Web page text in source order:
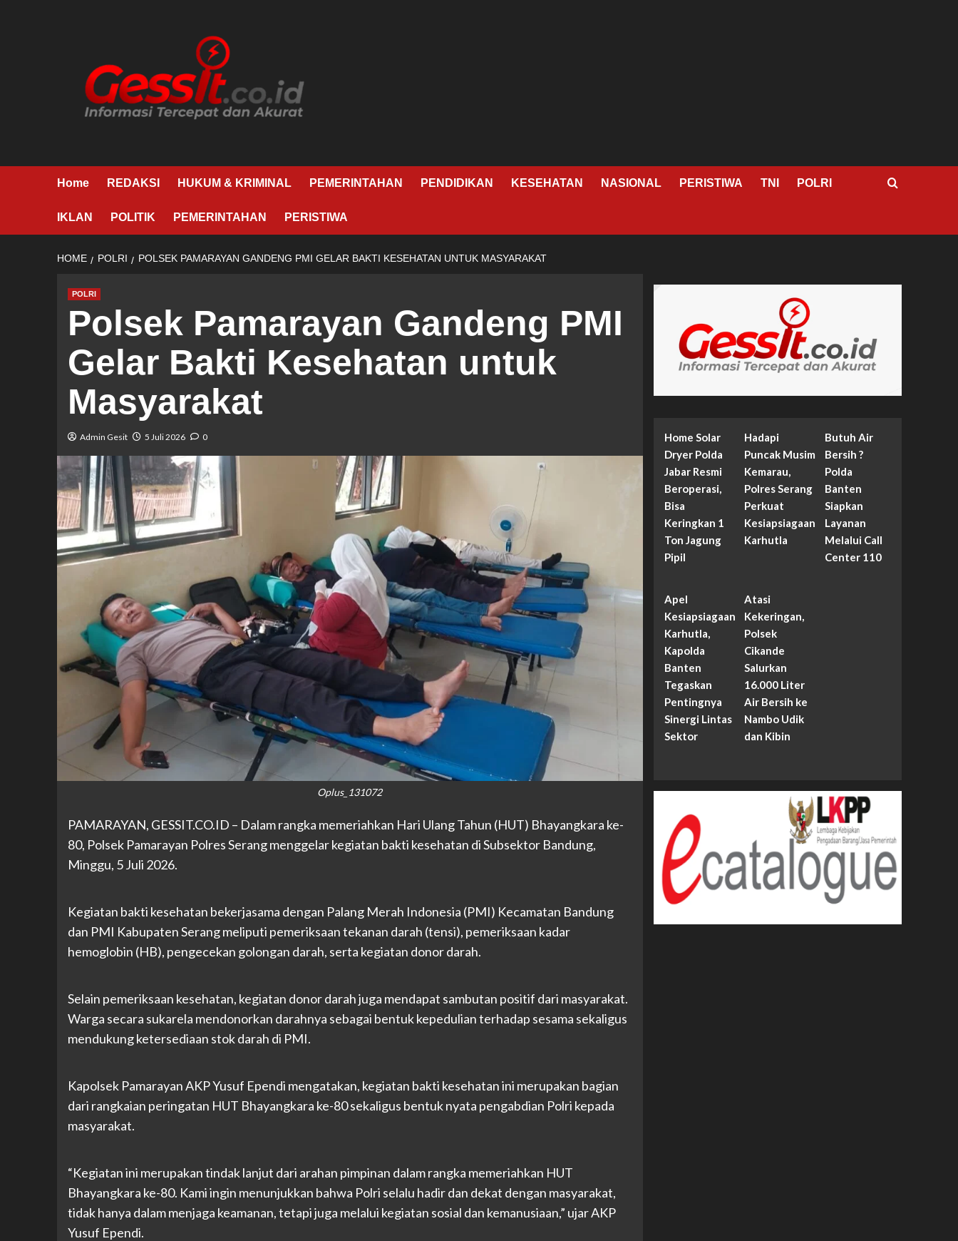
Home REDAKSI HUKUM & KRIMINAL PEMERINTAHAN PENDIDIKAN KESEHATAN NASIONAL PERISTIWA TNI POLRI
IKLAN POLITIK PEMERINTAHAN PERISTIWA
HOME POLRI POLSEK PAMARAYAN GANDENG PMI GELAR BAKTI KESEHATAN UNTUK MASYARAKAT
POLRI
Polsek Pamarayan Gandeng PMI
Gelar Bakti Kesehatan untuk
Masyarakat
Admin Gesit 5 Juli 2026 0
Oplus_131072
PAMARAYAN, GESSIT.CO.ID – Dalam rangka memeriahkan Hari Ulang Tahun (HUT) Bhayangkara ke-
80, Polsek Pamarayan Polres Serang menggelar kegiatan bakti kesehatan di Subsektor Bandung,
Minggu, 5 Juli 2026.
Kegiatan bakti kesehatan bekerjasama dengan Palang Merah Indonesia (PMI) Kecamatan Bandung
dan PMI Kabupaten Serang meliputi pemeriksaan tekanan darah (tensi), pemeriksaan kadar
hemoglobin (HB), pengecekan golongan darah, serta kegiatan donor darah.
Selain pemeriksaan kesehatan, kegiatan donor darah juga mendapat sambutan positif dari masyarakat.
Warga secara sukarela mendonorkan darahnya sebagai bentuk kepedulian terhadap sesama sekaligus
mendukung ketersediaan stok darah di PMI.
Kapolsek Pamarayan AKP Yusuf Ependi mengatakan, kegiatan bakti kesehatan ini merupakan bagian
dari rangkaian peringatan HUT Bhayangkara ke-80 sekaligus bentuk nyata pengabdian Polri kepada
masyarakat.
“Kegiatan ini merupakan tindak lanjut dari arahan pimpinan dalam rangka memeriahkan HUT
Bhayangkara ke-80. Kami ingin menunjukkan bahwa Polri selalu hadir dan dekat dengan masyarakat,
tidak hanya dalam menjaga keamanan, tetapi juga melalui kegiatan sosial dan kemanusiaan,” ujar AKP
Yusuf Ependi.
Home Solar
Dryer Polda
Jabar Resmi
Beroperasi,
Bisa
Keringkan 1
Ton Jagung
Pipil
Hadapi
Puncak Musim
Kemarau,
Polres Serang
Perkuat
Kesiapsiagaan
Karhutla
Butuh Air
Bersih ?
Polda
Banten
Siapkan
Layanan
Melalui Call
Center 110
Apel
Kesiapsiagaan
Karhutla,
Kapolda
Banten
Tegaskan
Pentingnya
Sinergi Lintas
Sektor
Atasi
Kekeringan,
Polsek
Cikande
Salurkan
16.000 Liter
Air Bersih ke
Nambo Udik
dan Kibin